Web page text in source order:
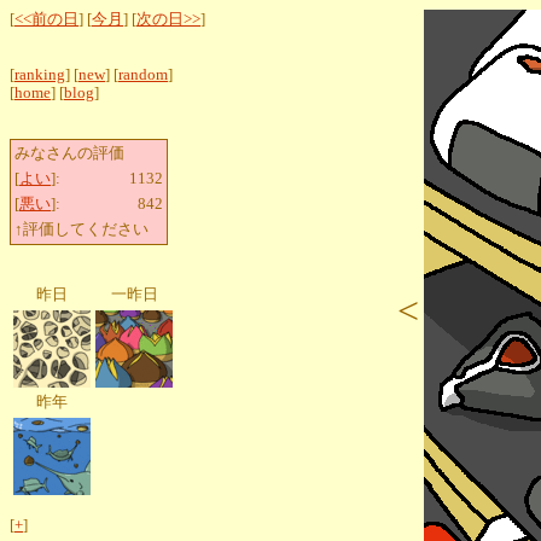
[<<前の日 ] [今月 ] [次の日>>]
[ranking] [new] [random]
[home] [blog]
みなさんの評価
[よい]:
1132
[悪い]:
842
↑評価してください
昨日 一昨日
昨年
[+]
<